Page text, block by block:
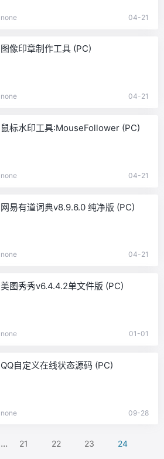
none 04-21
图像印章制作工具 (PC)
none 04-21
鼠标水印工具:MouseFollower (PC)
none 04-21
网易有道词典v8.9.6.0 纯净版 (PC)
none 04-21
美图秀秀v6.4.4.2单文件版 (PC)
none 01-01
QQ自定义在线状态源码 (PC)
none 09-28
... 21 22 23 24